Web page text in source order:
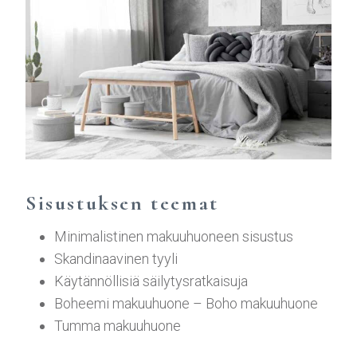
Sisustuksen teemat
Minimalistinen makuuhuoneen sisustus
Skandinaavinen tyyli
Käytännöllisiä säilytysratkaisuja
Boheemi makuuhuone – Boho makuuhuone
Tumma makuuhuone